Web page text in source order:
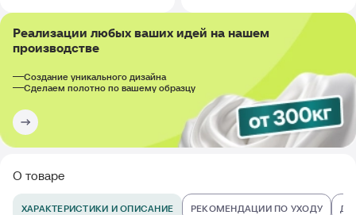
Реализации любых ваших идей на нашем
производстве
Создание уникального дизайна
Сделаем полотно по вашему образцу
О товаре
ХАРАКТЕРИСТИКИ И ОПИСАНИЕ РЕКОМЕНДАЦИИ ПО УХОДУ